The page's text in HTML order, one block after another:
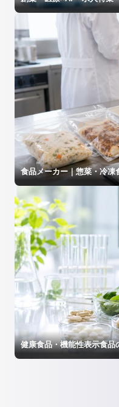
食品メーカー｜惣菜・冷
健康食品・機能性表示食品